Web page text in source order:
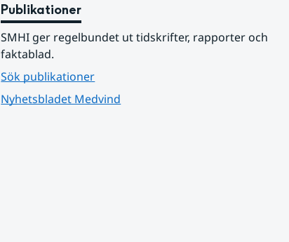
Publikationer
SMHI ger regelbundet ut tidskrifter, rapporter och
faktablad.
Sök publikationer
Nyhetsbladet Medvind